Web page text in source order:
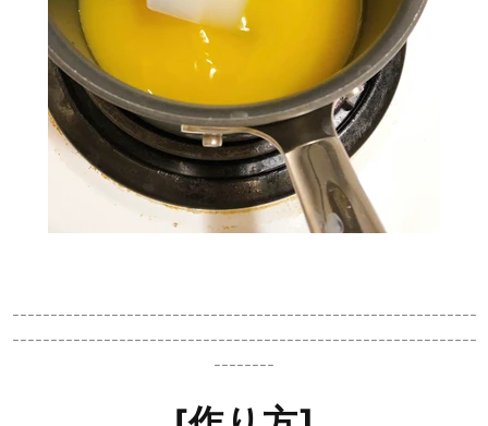
-------------------------------------------------------------
-------------------------------------------------------------
--------